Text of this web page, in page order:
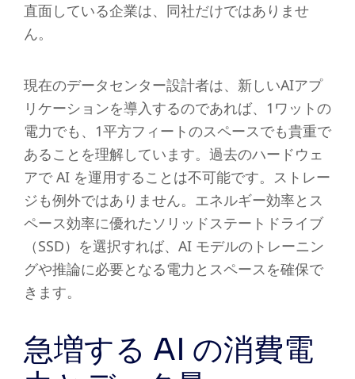
直面している企業は、同社だけではありませ
ん。
現在のデータセンター設計者は、新しいAIアプ
リケーションを導入するのであれば、1ワットの
電力でも、1平方フィートのスペースでも貴重で
あることを理解しています。過去のハードウェ
アで AI を運用することは不可能です。ストレー
ジも例外ではありません。エネルギー効率とス
ペース効率に優れたソリッドステートドライブ
（SSD）を選択すれば、AI モデルのトレーニン
グや推論に必要となる電力とスペースを確保で
きます。
急増する AI の消費電